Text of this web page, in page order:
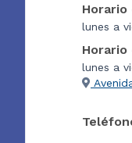
lunes a
Horario
lunes a